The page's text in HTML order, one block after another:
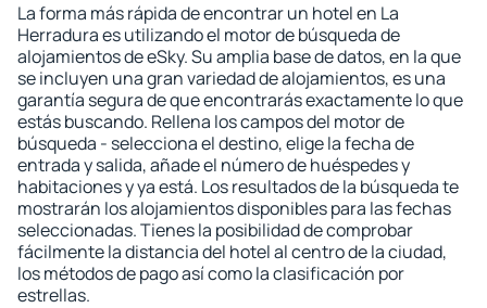
La forma más rápida de encontrar un hotel en La
Herradura es utilizando el motor de búsqueda de
alojamientos de eSky. Su amplia base de datos, en la que
se incluyen una gran variedad de alojamientos, es una
garantía segura de que encontrarás exactamente lo que
estás buscando. Rellena los campos del motor de
búsqueda - selecciona el destino, elige la fecha de
entrada y salida, añade el número de huéspedes y
habitaciones y ya está. Los resultados de la búsqueda te
mostrarán los alojamientos disponibles para las fechas
seleccionadas. Tienes la posibilidad de comprobar
fácilmente la distancia del hotel al centro de la ciudad,
los métodos de pago así como la clasificación por
estrellas.